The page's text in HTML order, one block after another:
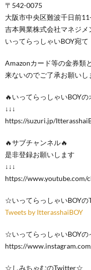
〒542-0075
大阪市中央区難波千日前
吉本興業株式会社マネジメ
いってらっしゃいBOY宛て
Amazonカード等の金券類
来ないのでご了承お願い
🔥いってらっしゃいBOY
↓↓↓
https://suzuri.jp/
🔥サブチャンネル🔥
是非登録お願いします
↓↓↓
https://www.youtube.com/
☆いってらっしゃいBOY
Tweets by ItterasshaiBOY
☆いってらっしゃいBOY
https://
☆しみちゃむのTwitter☆